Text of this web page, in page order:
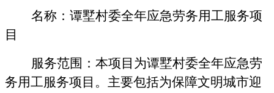
名称： 谭墅村委全年应急劳务用工服务项
目
服务范围：本项目为谭墅村委全年应急劳
务用工服务项目。主要包括为保障文明城市迎